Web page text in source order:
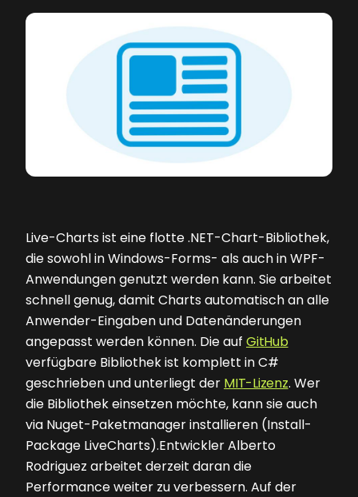
Live-Charts ist eine flotte .NET-Chart-Bibliothek,
die sowohl in Windows-Forms- als auch in WPF-
Anwendungen genutzt werden kann. Sie arbeitet
schnell genug, damit Charts automatisch an alle
Anwender-Eingaben und Datenänderungen
angepasst werden können. Die auf GitHub
verfügbare Bibliothek ist komplett in C#
geschrieben und unterliegt der MIT-Lizenz. Wer
die Bibliothek einsetzen möchte, kann sie auch
via Nuget-Paketmanager installieren (Install-
Package LiveCharts).Entwickler Alberto
Rodriguez arbeitet derzeit daran die
Performance weiter zu verbessern. Auf der